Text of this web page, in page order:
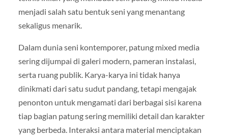
menjadi salah satu bentuk seni yang menantang
sekaligus menarik.
Dalam dunia seni kontemporer, patung mixed media
sering dijumpai di galeri modern, pameran instalasi,
serta ruang publik. Karya-karya ini tidak hanya
dinikmati dari satu sudut pandang, tetapi mengajak
penonton untuk mengamati dari berbagai sisi karena
tiap bagian patung sering memiliki detail dan karakter
yang berbeda. Interaksi antara material menciptakan